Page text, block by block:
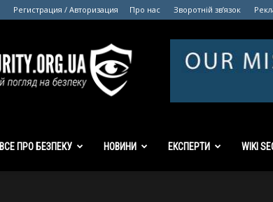
Регистрация / Авторизация Про нас Зворотній зв’язок
SECURITY.org.ua
ВСЕ ПРО БЕЗПЕКУ НОВИНИ ЕКСПЕРТИ WIKI